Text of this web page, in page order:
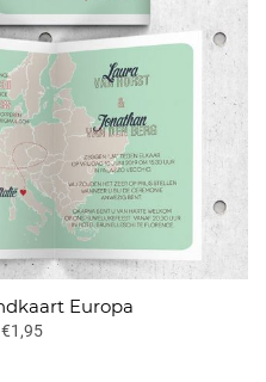
Europa